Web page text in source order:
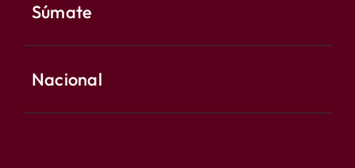
Súmate
Nacional